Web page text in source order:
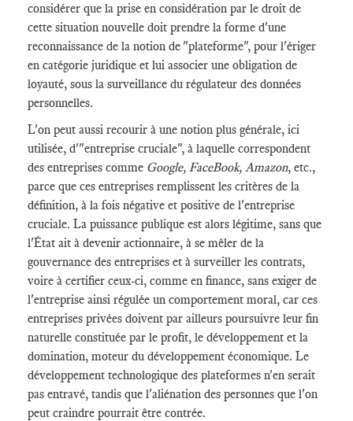
considérer que la prise en considération par le droit de
cette situation nouvelle doit prendre la forme d'une
reconnaissance de la notion de "plateforme", pour l'ériger
en catégorie juridique et lui associer une obligation de
loyauté, sous la surveillance du régulateur des données
personnelles.
L'on peut aussi recourir à une notion plus générale, ici
utilisée, d'"entreprise cruciale", à laquelle correspondent
des entreprises comme Google, FaceBook, Amazon, etc.,
parce que ces entreprises remplissent les critères de la
définition, à la fois négative et positive de l'entreprise
cruciale. La puissance publique est alors légitime, sans que
l'État ait à devenir actionnaire, à se mêler de la
gouvernance des entreprises et à surveiller les contrats,
voire à certifier ceux-ci, comme en finance, sans exiger de
l'entreprise ainsi régulée un comportement moral, car ces
entreprises privées doivent par ailleurs poursuivre leur fin
naturelle constituée par le profit, le développement et la
domination, moteur du développement économique. Le
développement technologique des plateformes n'en serait
pas entravé, tandis que l'aliénation des personnes que l'on
peut craindre pourrait être contrée.